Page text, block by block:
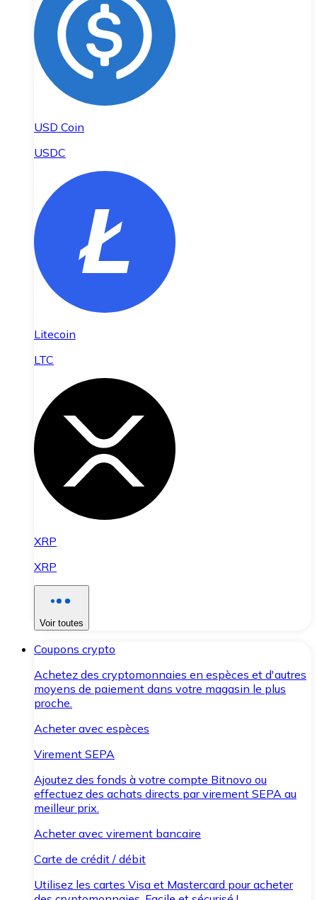
USD Coin
USDC
Litecoin
LTC
XRP
XRP
Voir toutes
Coupons crypto
Achetez des cryptomonnaies en espèces et d'autres
moyens de paiement dans votre magasin le plus
proche.
Acheter avec espèces
Virement SEPA
Ajoutez des fonds à votre compte Bitnovo ou
effectuez des achats directs par virement SEPA au
meilleur prix.
Acheter avec virement bancaire
Carte de crédit / débit
Utilisez les cartes Visa et Mastercard pour acheter